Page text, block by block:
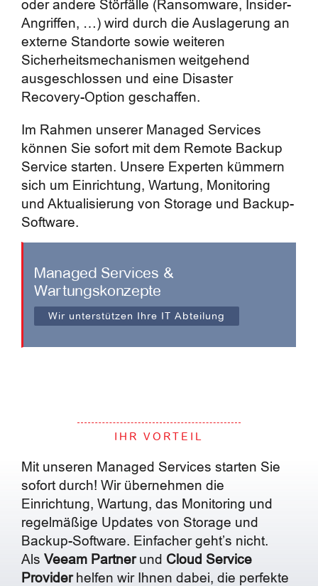
oder andere Störfälle (Ransomware, Insider-
Angriffen, …) wird durch die Auslagerung an
externe Standorte sowie weiteren
Sicherheitsmechanismen weitgehend
ausgeschlossen und eine Disaster
Recovery-Option geschaffen.
Im Rahmen unserer Managed Services
können Sie sofort mit dem Remote Backup
Service starten. Unsere Experten kümmern
sich um Einrichtung, Wartung, Monitoring
und Aktualisierung von Storage und Backup-
Software.
Managed Services &
Wartungskonzepte
Wir unterstützen Ihre IT Abteilung
IHR VORTEIL
Mit unseren Managed Services starten Sie
sofort durch! Wir übernehmen die
Einrichtung, Wartung, das Monitoring und
regelmäßige Updates von Storage und
Backup-Software. Einfacher geht’s nicht.
Als Veeam Partnerund Cloud Service
Providerhelfen wir Ihnen dabei, die perfekte